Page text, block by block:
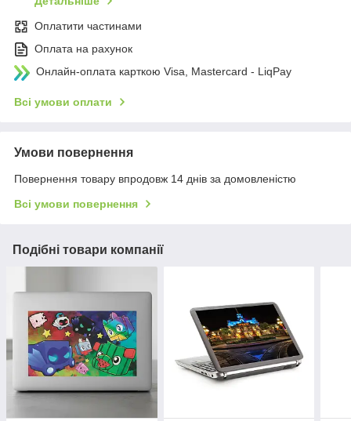
Оплатити частинами
Оплата на рахунок
Онлайн-оплата карткою Visa, Mastercard - LiqPay
Всі умови оплати
Умови повернення
Повернення товару впродовж 14 днів за домовленістю
Всі умови повернення
Подібні товари компанії